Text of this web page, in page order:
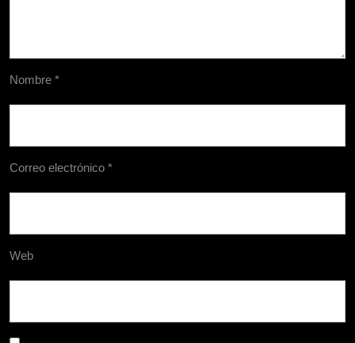
Nombre *
Correo electrónico *
Web